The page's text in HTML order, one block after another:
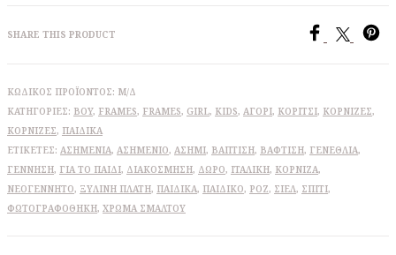
SHARE THIS PRODUCT
ΚΩΔΙΚΌΣ ΠΡΟΪΌΝΤΟΣ: Μ/Δ
ΚΑΤΗΓΟΡΊΕΣ: BOY, FRAMES, FRAMES, GIRL, KIDS, ΑΓΌΡΙ, ΚΟΡΊΤΣΙ, ΚΟΡΝΊΖΕΣ,
ΚΟΡΝΊΖΕΣ, ΠΑΙΔΙΚΆ
ΕΤΙΚΈΤΕΣ: ΑΣΗΜΈΝΙΑ, ΑΣΗΜΈΝΙΟ, ΑΣΉΜΙ, ΒΆΠΤΙΣΗ, ΒΆΦΤΙΣΗ, ΓΕΝΈΘΛΙΑ,
ΓΈΝΝΗΣΗ, ΓΙΑ ΤΟ ΠΑΙΔΊ, ΔΙΑΚΌΣΜΗΣΗ, ΔΏΡΟ, ΙΤΑΛΙΚΉ, ΚΟΡΝΊΖΑ,
ΝΕΟΓΈΝΝΗΤΟ, ΞΎΛΙΝΗ ΠΛΆΤΗ, ΠΑΙΔΙΚΆ, ΠΑΙΔΙΚΌ, ΡΟΖ, ΣΙΈΛ, ΣΠΊΤΙ,
ΦΩΤΟΓΡΑΦΟΘΉΚΗ, ΧΡΏΜΑ ΣΜΆΛΤΟΥ